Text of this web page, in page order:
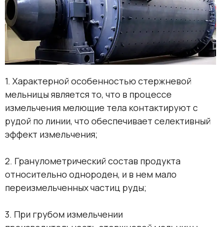
1. Характерной особенностью стержневой
мельницы является то, что в процессе
измельчения мелющие тела контактируют с
рудой по линии, что обеспечивает селективный
эффект измельчения;
2. Гранулометрический состав продукта
относительно однороден, и в нем мало
переизмельченных частиц руды;
3. При грубом измельчении